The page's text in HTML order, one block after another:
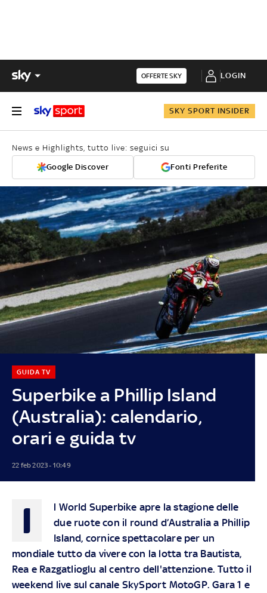
OFFERTE SKY LOGIN
SKY SPORT INSIDER
News e Highlights, tutto live: seguici su
Google Discover Fonti Preferite
Superbike a Phillip Island
(Australia): calendario,
orari e guida tv
GUIDA TV
22 feb 2023 - 10:49
I
l World Superbike apre la stagione delle
due ruote con il round d’Australia a Phillip
Island, cornice spettacolare per un
mondiale tutto da vivere con la lotta tra Bautista,
Rea e Razgatlioglu al centro dell'attenzione. Tutto il
weekend live sul canale SkySport MotoGP. Gara 1 e